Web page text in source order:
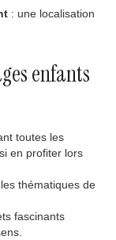
: une localisation
enfants
toutes les
en profiter lors
thématiques de
fascinants